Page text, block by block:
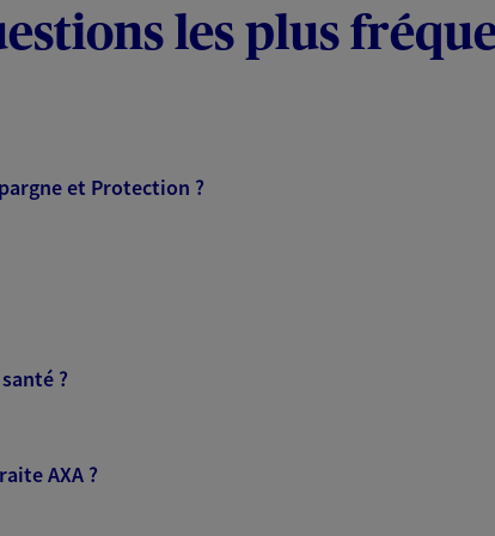
les plus
et Protection ?
?
AXA ?